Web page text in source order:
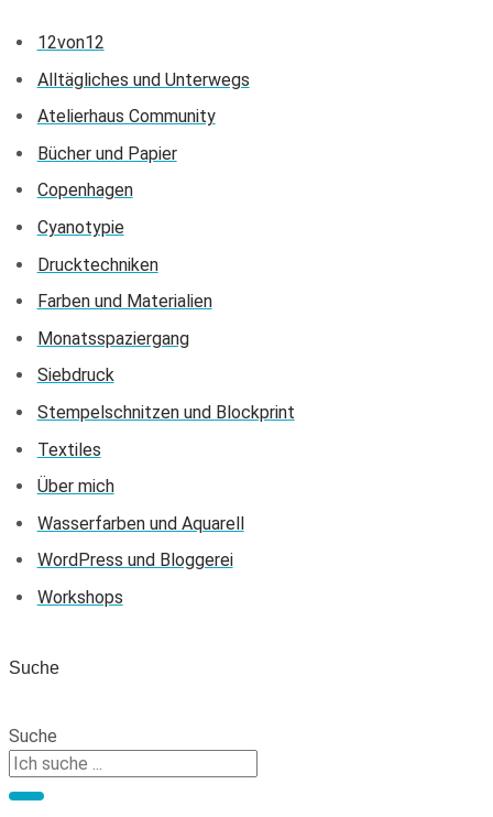
12von12
Alltägliches und Unterwegs
Atelierhaus Community
Bücher und Papier
Copenhagen
Cyanotypie
Drucktechniken
Farben und Materialien
Monatsspaziergang
Siebdruck
Stempelschnitzen und Blockprint
Textiles
Über mich
Wasserfarben und Aquarell
WordPress und Bloggerei
Workshops
Suche
Suche